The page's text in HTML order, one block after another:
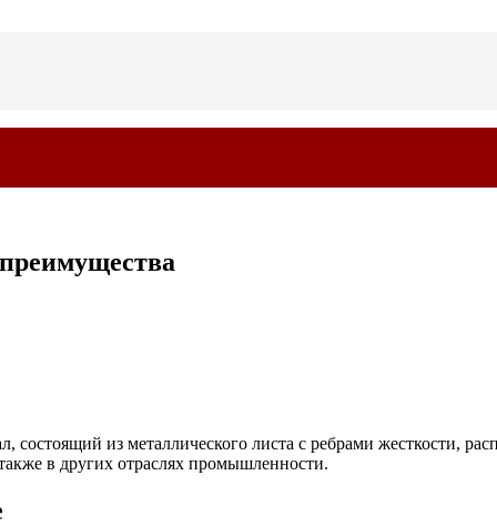
из металлического листа с ребрами жесткости,
в других отраслях промышленности.